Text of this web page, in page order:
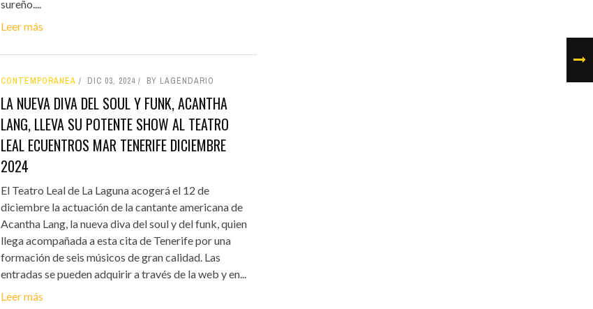
sureño....
Leer más
CONTEMPORÁNEA DIC 03, 2024 BY LAGENDARIO
LA NUEVA DIVA DEL SOUL Y FUNK, ACANTHA
LANG, LLEVA SU POTENTE SHOW AL TEATRO
LEAL ECUENTROS MAR TENERIFE DICIEMBRE
2024
El Teatro Leal de La Laguna acogerá el 12 de
diciembre la actuación de la cantante americana de
Acantha Lang, la nueva diva del soul y del funk, quien
llega acompañada a esta cita de Tenerife por una
formación de seis músicos de gran calidad. Las
entradas se pueden adquirir a través de la web y en...
Leer más